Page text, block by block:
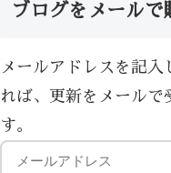
ブログをメールで
メールアドレスを記入
れば、更新をメールで
す。